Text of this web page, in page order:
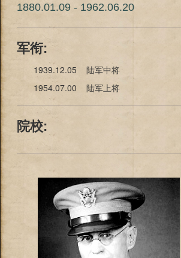
1880.01.09 - 1962.06.20
军衔:
1939.12.05 陆军中将
1954.07.00 陆军上将
院校: